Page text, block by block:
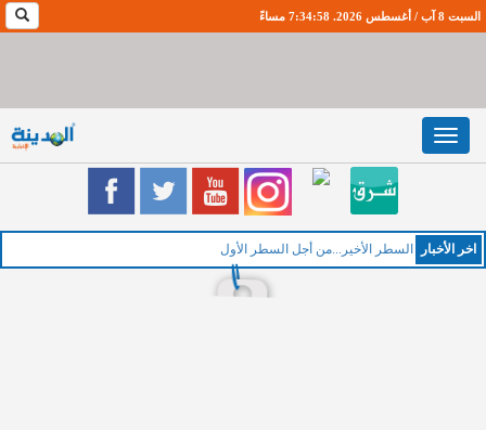
السبت 8 آب / أغسطس 2026. 7:34:59 مساءً
Toggle
navigation
اخر اﻷخبار السطر الأخير...من أجل السطر الأول